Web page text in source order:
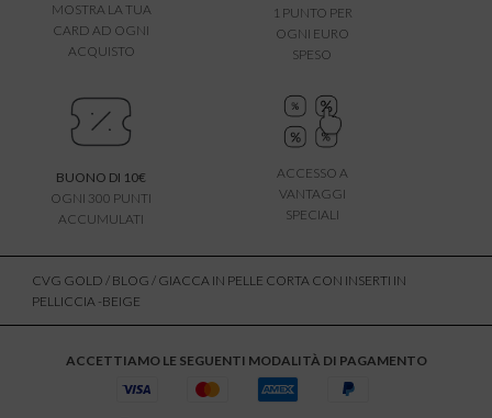
MOSTRA LA TUA
CARD AD OGNI
ACQUISTO
1 PUNTO PER
OGNI EURO
SPESO
BUONO DI 10€
OGNI 300 PUNTI
ACCUMULATI
ACCESSO A
VANTAGGI
SPECIALI
CVG GOLD / BLOG / GIACCA IN PELLE CORTA CON INSERTI IN
PELLICCIA -BEIGE
ACCETTIAMO LE SEGUENTI MODALITÀ DI PAGAMENTO